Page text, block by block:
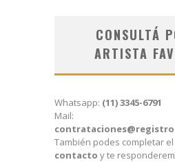
CONSULTÁ
ARTISTA
Whatsapp: (11) 3345-6791
Mail:
También podes completar el
contacto y te